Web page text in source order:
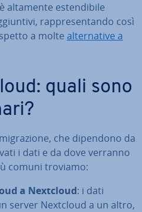
altamente esten­di­bi­le
rap­pre­sen­tan­do così
a molte al­ter­na­ti­ve a
quali sono
che dipendono da
i dati e da dove verranno
comuni troviamo:
a Nextcloud: i dati
server Nextcloud a un altro,